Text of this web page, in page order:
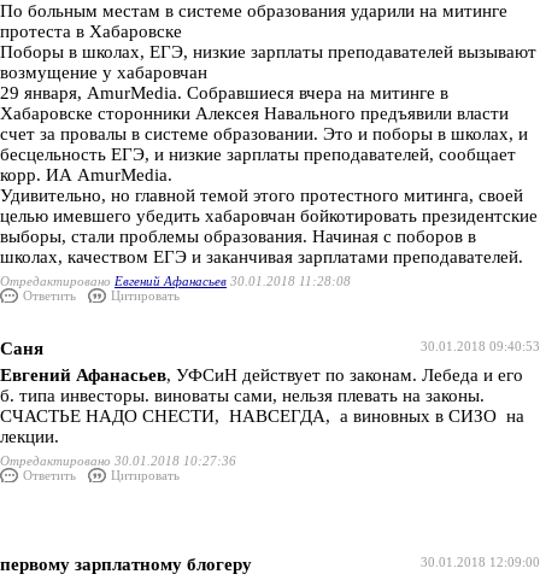
По больным местам в системе образования ударили на митинге
протеста в Хабаровске
Поборы в школах, ЕГЭ, низкие зарплаты преподавателей вызывают
возмущение у хабаровчан
29 января, AmurMedia. Собравшиеся вчера на митинге в
Хабаровске сторонники Алексея Навального предъявили власти
счет за провалы в системе образовании. Это и поборы в школах, и
бесцельность ЕГЭ, и низкие зарплаты преподавателей, сообщает
корр. ИА AmurMedia.
Удивительно, но главной темой этого протестного митинга, своей
целью имевшего убедить хабаровчан бойкотировать президентские
выборы, стали проблемы образования. Начиная с поборов в
школах, качеством ЕГЭ и заканчивая зарплатами преподавателей.
Отредактировано Евгений Афанасьев 30.01.2018 11:28:08
Ответить
Цитировать
30.01.2018 09:40:53
Саня
Евгений Афанасьев, УФСиН действует по законам. Лебеда и его
б. типа инвесторы. виноваты сами, нельзя плевать на законы.
СЧАСТЬЕ НАДО СНЕСТИ, НАВСЕГДА, а виновных в СИЗО на
лекции.
Отредактировано 30.01.2018 10:27:36
Ответить
Цитировать
30.01.2018 12:09:00
первому зарплатному блогеру